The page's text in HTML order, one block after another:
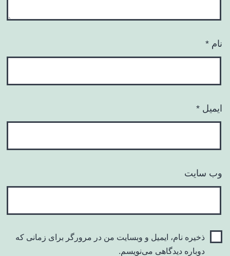
نام *
ایمیل *
وب‌ سایت
ذخیره نام، ایمیل و وبسایت من در مرورگر برای زمانی که
دوباره دیدگاهی می‌نویسم.